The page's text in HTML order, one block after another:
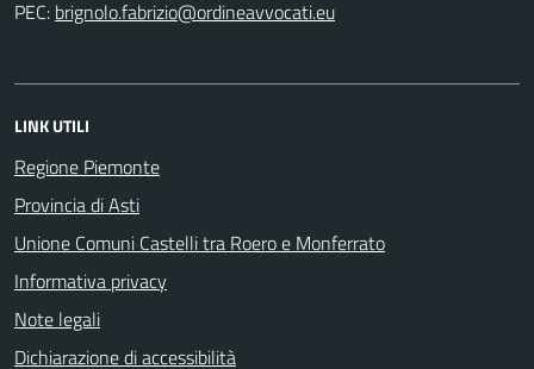
PEC:
LINK UTILI
Regione Piemonte
Provincia di Asti
Unione Comuni Castelli tra Roero e Monferrato
Informativa privacy
Note legali
Dichiarazione di accessibilità